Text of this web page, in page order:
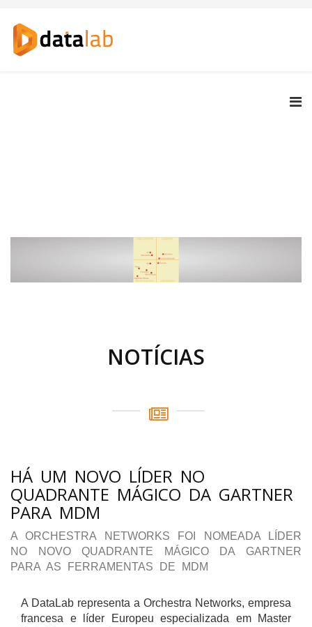
NOTÍCIAS
HÁ UM NOVO LÍDER NO
QUADRANTE MÁGICO DA GARTNER
PARA MDM
A ORCHESTRA NETWORKS FOI NOMEADA LÍDER
NO NOVO QUADRANTE MÁGICO DA GARTNER
PARA AS FERRAMENTAS DE MDM
A DataLab representa a Orchestra Networks, empresa
francesa e líder Europeu especializada em Master